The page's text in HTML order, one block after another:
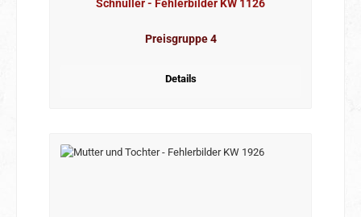
Schnuller - Fehlerbilder KW 1126
Preisgruppe 4
Details